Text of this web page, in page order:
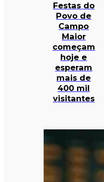
Festas do
Povo de
Campo
Maior
começam
hoje e
esperam
mais de
400 mil
visitantes